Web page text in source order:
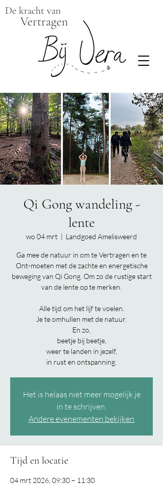
De kracht van
Vertragen
Qi Gong wandeling -
lente
wo 04 mrt
  |
Landgoed Amelisweerd
Ga mee de natuur in om te Vertragen en te
Ont-moeten met de zachte en energetische
beweging van Qi Gong. Om zo de rustige start
van de lente op te merken.
Alle tijd om het lijf te voelen.
Je te omhullen met de natuur.
En zo,
beetje bij beetje,
weer te landen in jezelf,
in rust en ontspanning.
Het is helaas niet meer mogelijk je
in te schrijven.
Andere evenementen bekijken
Tijd en locatie
04 mrt 2026, 09:30 – 11:30